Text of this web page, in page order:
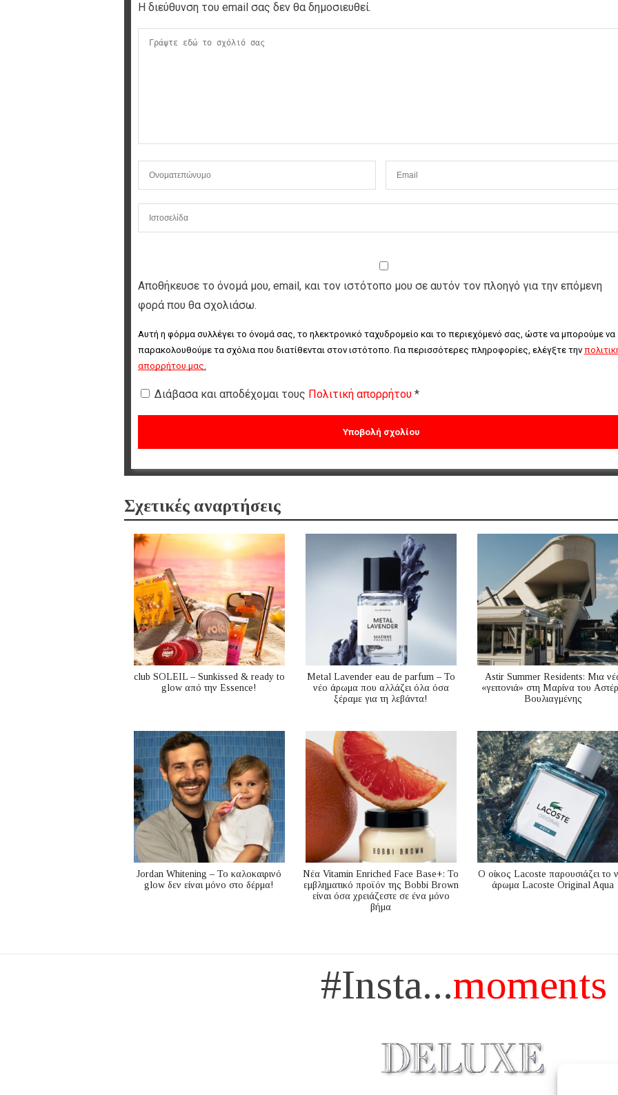
Η διεύθυνση του email σας δεν θα δημοσιευθεί.
Αποθήκευσε το όνομά μου, email, και τον ιστότοπο μου σε αυτόν τον πλοηγό για την επόμενη
φορά που θα σχολιάσω.
Αυτή η φόρμα συλλέγει το όνομά σας, το ηλεκτρονικό ταχυδρομείο και το περιεχόμενό σας, ώστε να μπορούμε να
παρακολουθούμε τα σχόλια που διατίθενται στον ιστότοπο. Για περισσότερες πληροφορίες, ελέγξτε την
απορρήτου μας.
Διάβασα και αποδέχομαι τους Πολιτική απορρήτου *
Σχετικές αναρτήσεις
club SOLEIL – Sunkissed & ready to
glow από την Essence!
Metal Lavender eau de parfum – Το
νέο άρωμα που αλλάζει όλα όσα
ξέραμε για τη λεβάντα!
Astir Summer Residents: Μια
«γειτονιά» στη Μαρίνα του
Βουλιαγμένης
Jordan Whitening – Το καλοκαιρινό
glow δεν είναι μόνο στο δέρμα!
Nέα Vitamin Enriched Face Base+: Το
εμβληματικό προϊόν της Bobbi Brown
είναι όσα χρειάζεστε σε ένα μόνο
βήμα
Ο οίκος Lacoste παρουσιάζει το
άρωμα Lacoste Original Aqua
#Insta...moments